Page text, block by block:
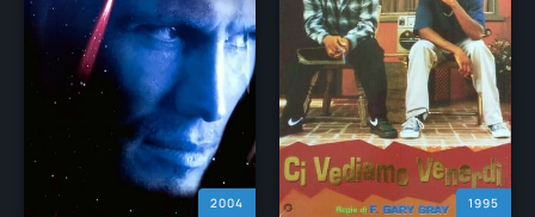
2004 1995